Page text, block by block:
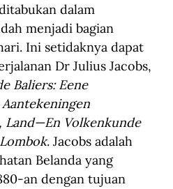
dalam
menjadi bagian
Ini setidaknya dapat
Dr Julius Jacobs,
Baliers: Eene
Land—En Volkenkunde
. Jacobs adalah
Belanda yang
an dengan tujuan